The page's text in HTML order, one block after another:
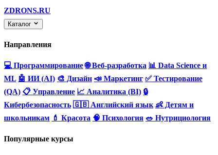
ZDRONS.RU
Каталог
Направления
💻 Программирование 🌐 Веб-разработка 📊 Data Science и
ML 🤖 ИИ (AI) 🎨 Дизайн 📣 Маркетинг ✅ Тестирование
(QA) 📋 Управление 📈 Аналитика (BI) 🔒
Кибербезопасность 🇬🇧 Английский язык 👶 Детям и
школьникам 💄 Красота 🧠 Психология 🥗 Нутрициология
Популярные курсы